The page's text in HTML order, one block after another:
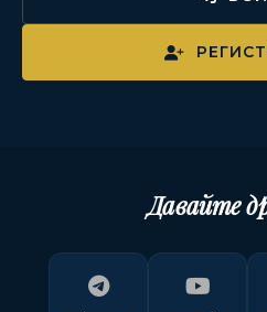
Давайте